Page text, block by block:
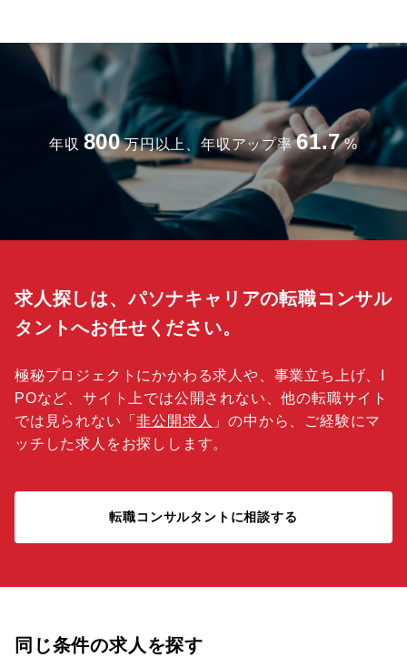
年収 800 万円以上、年収アップ率 61.7 %
求人探しは、パソナキャリアの転職コンサル
タントへお任せください。
極秘プロジェクトにかかわる求人や、事業立ち上げ、I
POなど、サイト上では公開されない、他の転職サイト
では見られない「非公開求人 」の中から、ご経験にマ
ッチした求人をお探しします。
転職コンサルタントに相談する
同じ条件の求人を探す